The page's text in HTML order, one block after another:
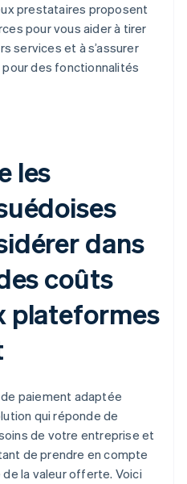
prestataires proposent
pour vous aider à tirer
services et à s’assurer
des fonctionnalités
les
dans
coûts
plateformes
paiement adaptée
qui réponde de
de votre entreprise et
de prendre en compte
la valeur offerte. Voici